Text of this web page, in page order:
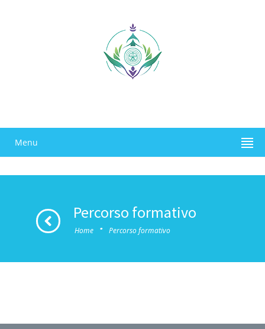
Menu
Percorso formativo
Home · Percorso formativo